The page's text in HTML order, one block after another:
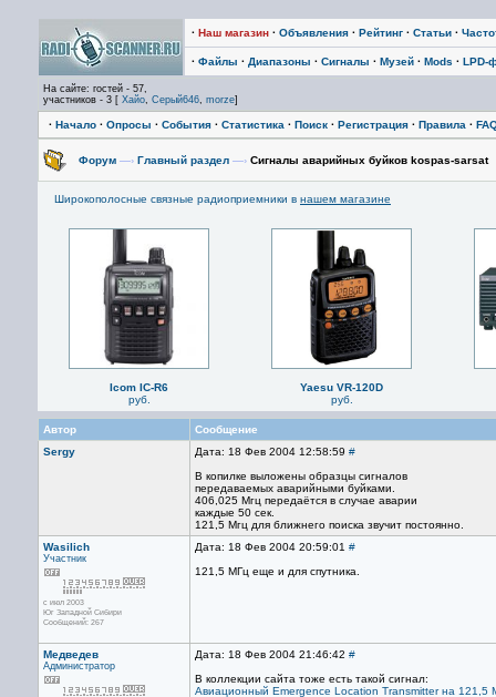
· Наш магазин · Объявления · Рейтинг · Статьи ·
· Файлы · Диапазоны · Сигналы · Музей · Mods · LPD-
На сайте: гостей - 57,
участников - 3 [ Хайо, Серый646, morze]
· Начало · Опросы · События · Статистика · Поиск · Регистрация · Правила ·
Форум —› Главный раздел —› Сигналы аварийных буйков kospas-sarsat
Широкополосные связные радиоприемники в нашем магазине
Icom IC-R6
руб.
Yaesu VR-120D
руб.
Автор
Сообщение
Sergy
Дата: 18 Фев 2004 12:58:59 #
В копилке выложены образцы сигналов
передаваемых аварийными буйками.
406,025 Мгц передаётся в случае аварии
каждые 50 сек.
121,5 Мгц для ближнего поиска звучит постоянно.
Wasilich
Участник
с июл 2003
Юг Западной Сибири
Сообщений: 267
Дата: 18 Фев 2004 20:59:01 #
121,5 МГц еще и для спутника.
Медведев
Администратор
Дата: 18 Фев 2004 21:46:42 #
В коллекции сайта тоже есть такой сигнал:
Авиационный Emergence Location Transmitter на 121,5